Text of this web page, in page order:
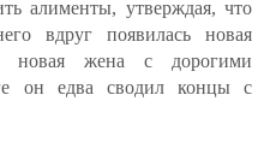
алименты, утверждая, что
вдруг появилась новая
новая жена с дорогими
он едва сводил концы с